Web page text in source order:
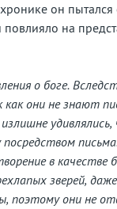
он
повлияло на
о боге.
они не знают
излишне
в качестве
зверей,
поэтому они не